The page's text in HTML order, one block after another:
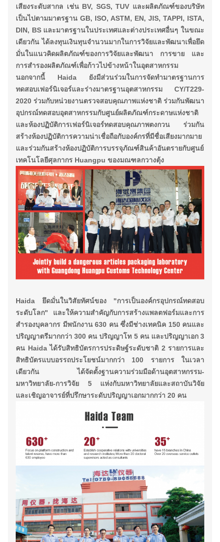
เสียงระดับสากล เช่น BV, SGS, TUV และผลิตภัณฑ์ของบริษัท
เป็นไปตามมาตรฐาน GB, ISO, ASTM, EN, JIS, TAPPI, ISTA,
DIN, BS และมาตรฐานในประเทศและต่างประเทศอื่นๆ ในขณะ
เดียวกัน ได้ลงทุนเงินทุนจำนวนมากในการวิจัยและพัฒนาเพื่อยึด
มั่นในแนวคิดผลิตภัณฑ์ของการวิจัยและพัฒนา การขาย และ
การสำรองผลิตภัณฑ์เพื่อก้าวไปข้างหน้าในอุตสาหกรรม
นอกจากนี้ Haida ยังมีส่วนร่วมในการจัดทำมาตรฐานการ
ทดสอบเฟอร์นิเจอร์และร่างมาตรฐานอุตสาหกรรม CY/T229-
2020 ร่วมกับหน่วยงานตรวจสอบคุณภาพแห่งชาติ ร่วมกันพัฒนา
อุปกรณ์ทดสอบอุตสาหกรรมกับศูนย์ผลิตภัณฑ์กระดาษแห่งชาติ
และห้องปฏิบัติการเฟอร์นิเจอร์ทดสอบคุณภาพตงกวน ร่วมกัน
สร้างห้องปฏิบัติการความน่าเชื่อถือกับองค์กรที่มีชื่อเสียงมากมาย
และร่วมกันสร้างห้องปฏิบัติการบรรจุภัณฑ์สินค้าอันตรายกับศูนย์
เทคโนโลยีศุลกากร Huangpu ของมณฑลกวางตุ้ง
Haida ยึดมั่นในวิสัยทัศน์ของ "การเป็นองค์กรอุปกรณ์ทดสอบ
ระดับโลก" และให้ความสำคัญกับการสร้างแพลตฟอร์มและการ
สำรองบุคลากร มีพนักงาน 630 คน ซึ่งมีช่างเทคนิค 150 คนและ
ปริญญาตรีมากกว่า 300 คน ปริญญาโท 5 คน และปริญญาเอก 3
คน Haida ได้รับสิทธิบัตรการประดิษฐ์ระดับชาติ 2 รายการและ
สิทธิบัตรแบบอรรถประโยชน์มากกว่า 100 รายการ ในเวลา
เดียวกัน ได้จัดตั้งฐานความร่วมมือด้านอุตสาหกรรม-
มหาวิทยาลัย-การวิจัย 5 แห่งกับมหาวิทยาลัยและสถาบันวิจัย
และเชิญอาจารย์ที่ปรึกษาระดับปริญญาเอกมากกว่า 20 คน